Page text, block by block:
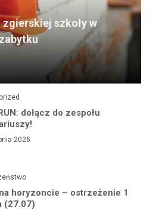
szkoły w
dołącz do zespołu
2026
horyzoncie – ostrzeżenie 1
(27.07)